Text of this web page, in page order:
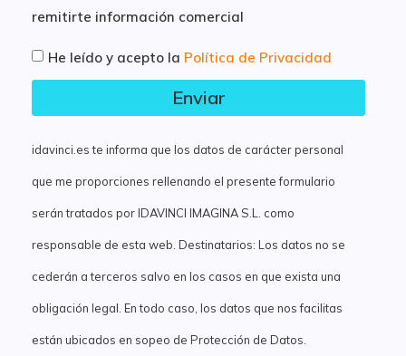
remitirte información comercial
He leído y acepto la Política de Privacidad
Enviar
idavinci.es te informa que los datos de carácter personal
que me proporciones rellenando el presente formulario
serán tratados por IDAVINCI IMAGINA S.L. como
responsable de esta web. Destinatarios: Los datos no se
cederán a terceros salvo en los casos en que exista una
obligación legal. En todo caso, los datos que nos facilitas
están ubicados en sopeo de Protección de Datos.